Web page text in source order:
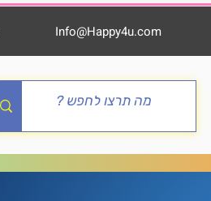
Info@Happy4u.com